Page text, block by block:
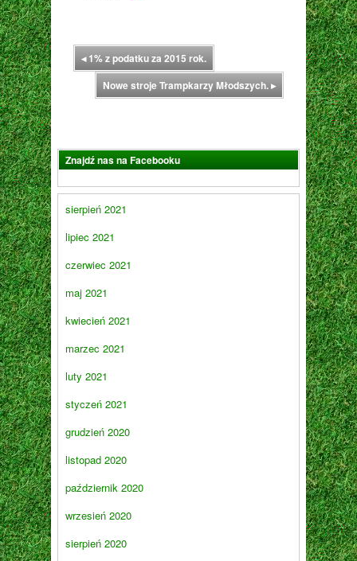
◂1% z podatku za 2015 rok.
Nowe stroje Trampkarzy Młodszych.▸
Znajdź nas na Facebooku
sierpień 2021
lipiec 2021
czerwiec 2021
maj 2021
kwiecień 2021
marzec 2021
luty 2021
styczeń 2021
grudzień 2020
listopad 2020
październik 2020
wrzesień 2020
sierpień 2020